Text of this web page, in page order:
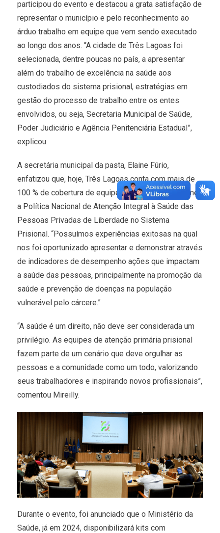
participou do evento e destacou a grata satisfação de
representar o município e pelo reconhecimento ao
árduo trabalho em equipe que vem sendo executado
ao longo dos anos. “A cidade de Três Lagoas foi
selecionada, dentre poucas no país, a apresentar
além do trabalho de excelência na saúde aos
custodiados do sistema prisional, estratégias em
gestão do processo de trabalho entre os entes
envolvidos, ou seja, Secretaria Municipal de Saúde,
Poder Judiciário e Agência Penitenciária Estadual”,
explicou.
A secretária municipal da pasta, Elaine Fúrio,
enfatizou que, hoje, Três Lagoas conta com mais de
100 % de cobertura de equipes habilitadas conforme
a Política Nacional de Atenção Integral à Saúde das
Pessoas Privadas de Liberdade no Sistema
Prisional. “Possuímos experiências exitosas na qual
nos foi oportunizado apresentar e demonstrar através
de indicadores de desempenho ações que impactam
a saúde das pessoas, principalmente na promoção da
saúde e prevenção de doenças na população
vulnerável pelo cárcere.”
“A saúde é um direito, não deve ser considerada um
privilégio. As equipes de atenção primária prisional
fazem parte de um cenário que deve orgulhar as
pessoas e a comunidade como um todo, valorizando
seus trabalhadores e inspirando novos profissionais”,
comentou Mireilly.
Durante o evento, foi anunciado que o Ministério da
Saúde, já em 2024, disponibilizará kits com